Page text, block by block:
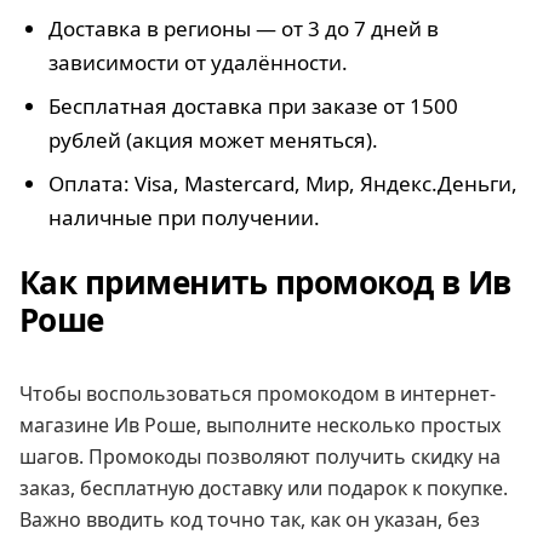
Доставка в регионы — от 3 до 7 дней в
зависимости от удалённости.
Бесплатная доставка при заказе от 1500
рублей (акция может меняться).
Оплата: Visa, Mastercard, Мир, Яндекс.Деньги,
наличные при получении.
Как применить промокод в Ив
Роше
Чтобы воспользоваться промокодом в интернет-
магазине Ив Роше, выполните несколько простых
шагов. Промокоды позволяют получить скидку на
заказ, бесплатную доставку или подарок к покупке.
Важно вводить код точно так, как он указан, без